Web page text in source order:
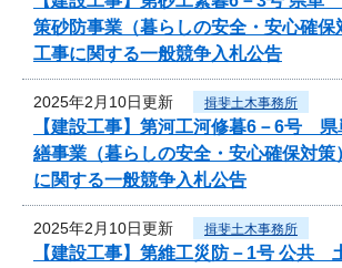
策砂防事業（暮らしの安全・安心確保
工事に関する一般競争入札公告
2025年2月10日更新 揖斐土木事務所
【建設工事】第河工河修暮6－6号
繕事業（暮らしの安全・安心確保対策
に関する一般競争入札公告
2025年2月10日更新 揖斐土木事務所
【建設工事】第維工災防－1号 公共